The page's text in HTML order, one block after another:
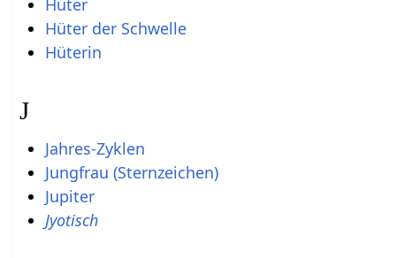
Hüter
Hüter der Schwelle
Hüterin
J
Jahres-Zyklen
Jungfrau (Sternzeichen)
Jupiter
Jyotisch